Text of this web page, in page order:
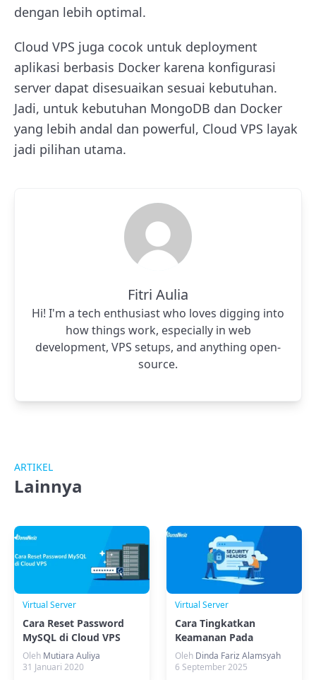
dengan lebih optimal.
Cloud VPS juga cocok untuk deployment
aplikasi berbasis Docker karena konfigurasi
server dapat disesuaikan sesuai kebutuhan.
Jadi, untuk kebutuhan MongoDB dan Docker
yang lebih andal dan powerful, Cloud VPS layak
jadi pilihan utama.
Fitri Aulia
Hi! I'm a tech enthusiast who loves digging into
how things work, especially in web
development, VPS setups, and anything open-
source.
ARTIKEL
Lainnya
Virtual Server
Cara Reset Password
MySQL di Cloud VPS
Oleh Mutiara Auliya
31 Januari 2020
Virtual Server
Cara Tingkatkan
Keamanan Pada
Security Headers
CyberPanel
Oleh Dinda Fariz Alamsyah
6 September 2025